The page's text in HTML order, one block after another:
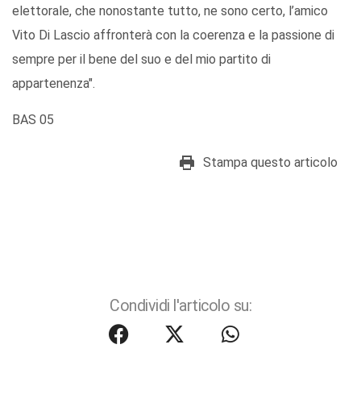
elettorale, che nonostante tutto, ne sono certo, l’amico
Vito Di Lascio affronterà con la coerenza e la passione di
sempre per il bene del suo e del mio partito di
appartenenza".
BAS 05
Stampa questo articolo
Condividi l'articolo su: